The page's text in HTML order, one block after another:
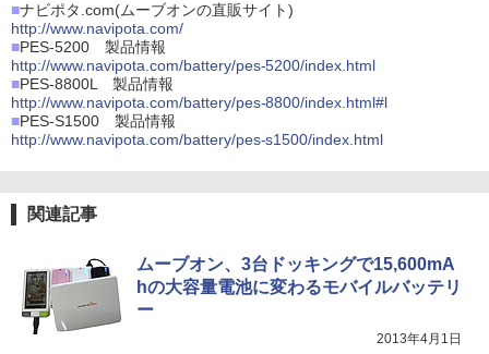
■ナビポタ.com(ムーブオンの直販サイト)
http://www.navipota.com/
■PES-5200 製品情報
http://www.navipota.com/battery/pes-5200/index.html
■PES-8800L 製品情報
http://www.navipota.com/battery/pes-8800/index.html#l
■PES-S1500 製品情報
http://www.navipota.com/battery/pes-s1500/index.html
関連記事
ムーブオン、3台ドッキングで15,600mA
hの大容量電池に変わるモバイルバッテリ
ー
2013年4月1日